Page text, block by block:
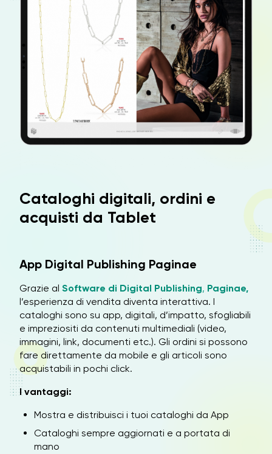
Cataloghi digitali, ordini e
acquisti da Tablet
App Digital Publishing Paginae
Grazie al Software di Digital Publishing, Paginae,
l’esperienza di vendita diventa interattiva. I
cataloghi sono su app, digitali, d’impatto, sfogliabili
e impreziositi da contenuti multimediali (video,
immagini, link, documenti etc.). Gli ordini si possono
fare direttamente da mobile e gli articoli sono
acquistabili in pochi click.
I vantaggi:
Mostra e distribuisci i tuoi cataloghi da App
Cataloghi sempre aggiornati e a portata di
mano